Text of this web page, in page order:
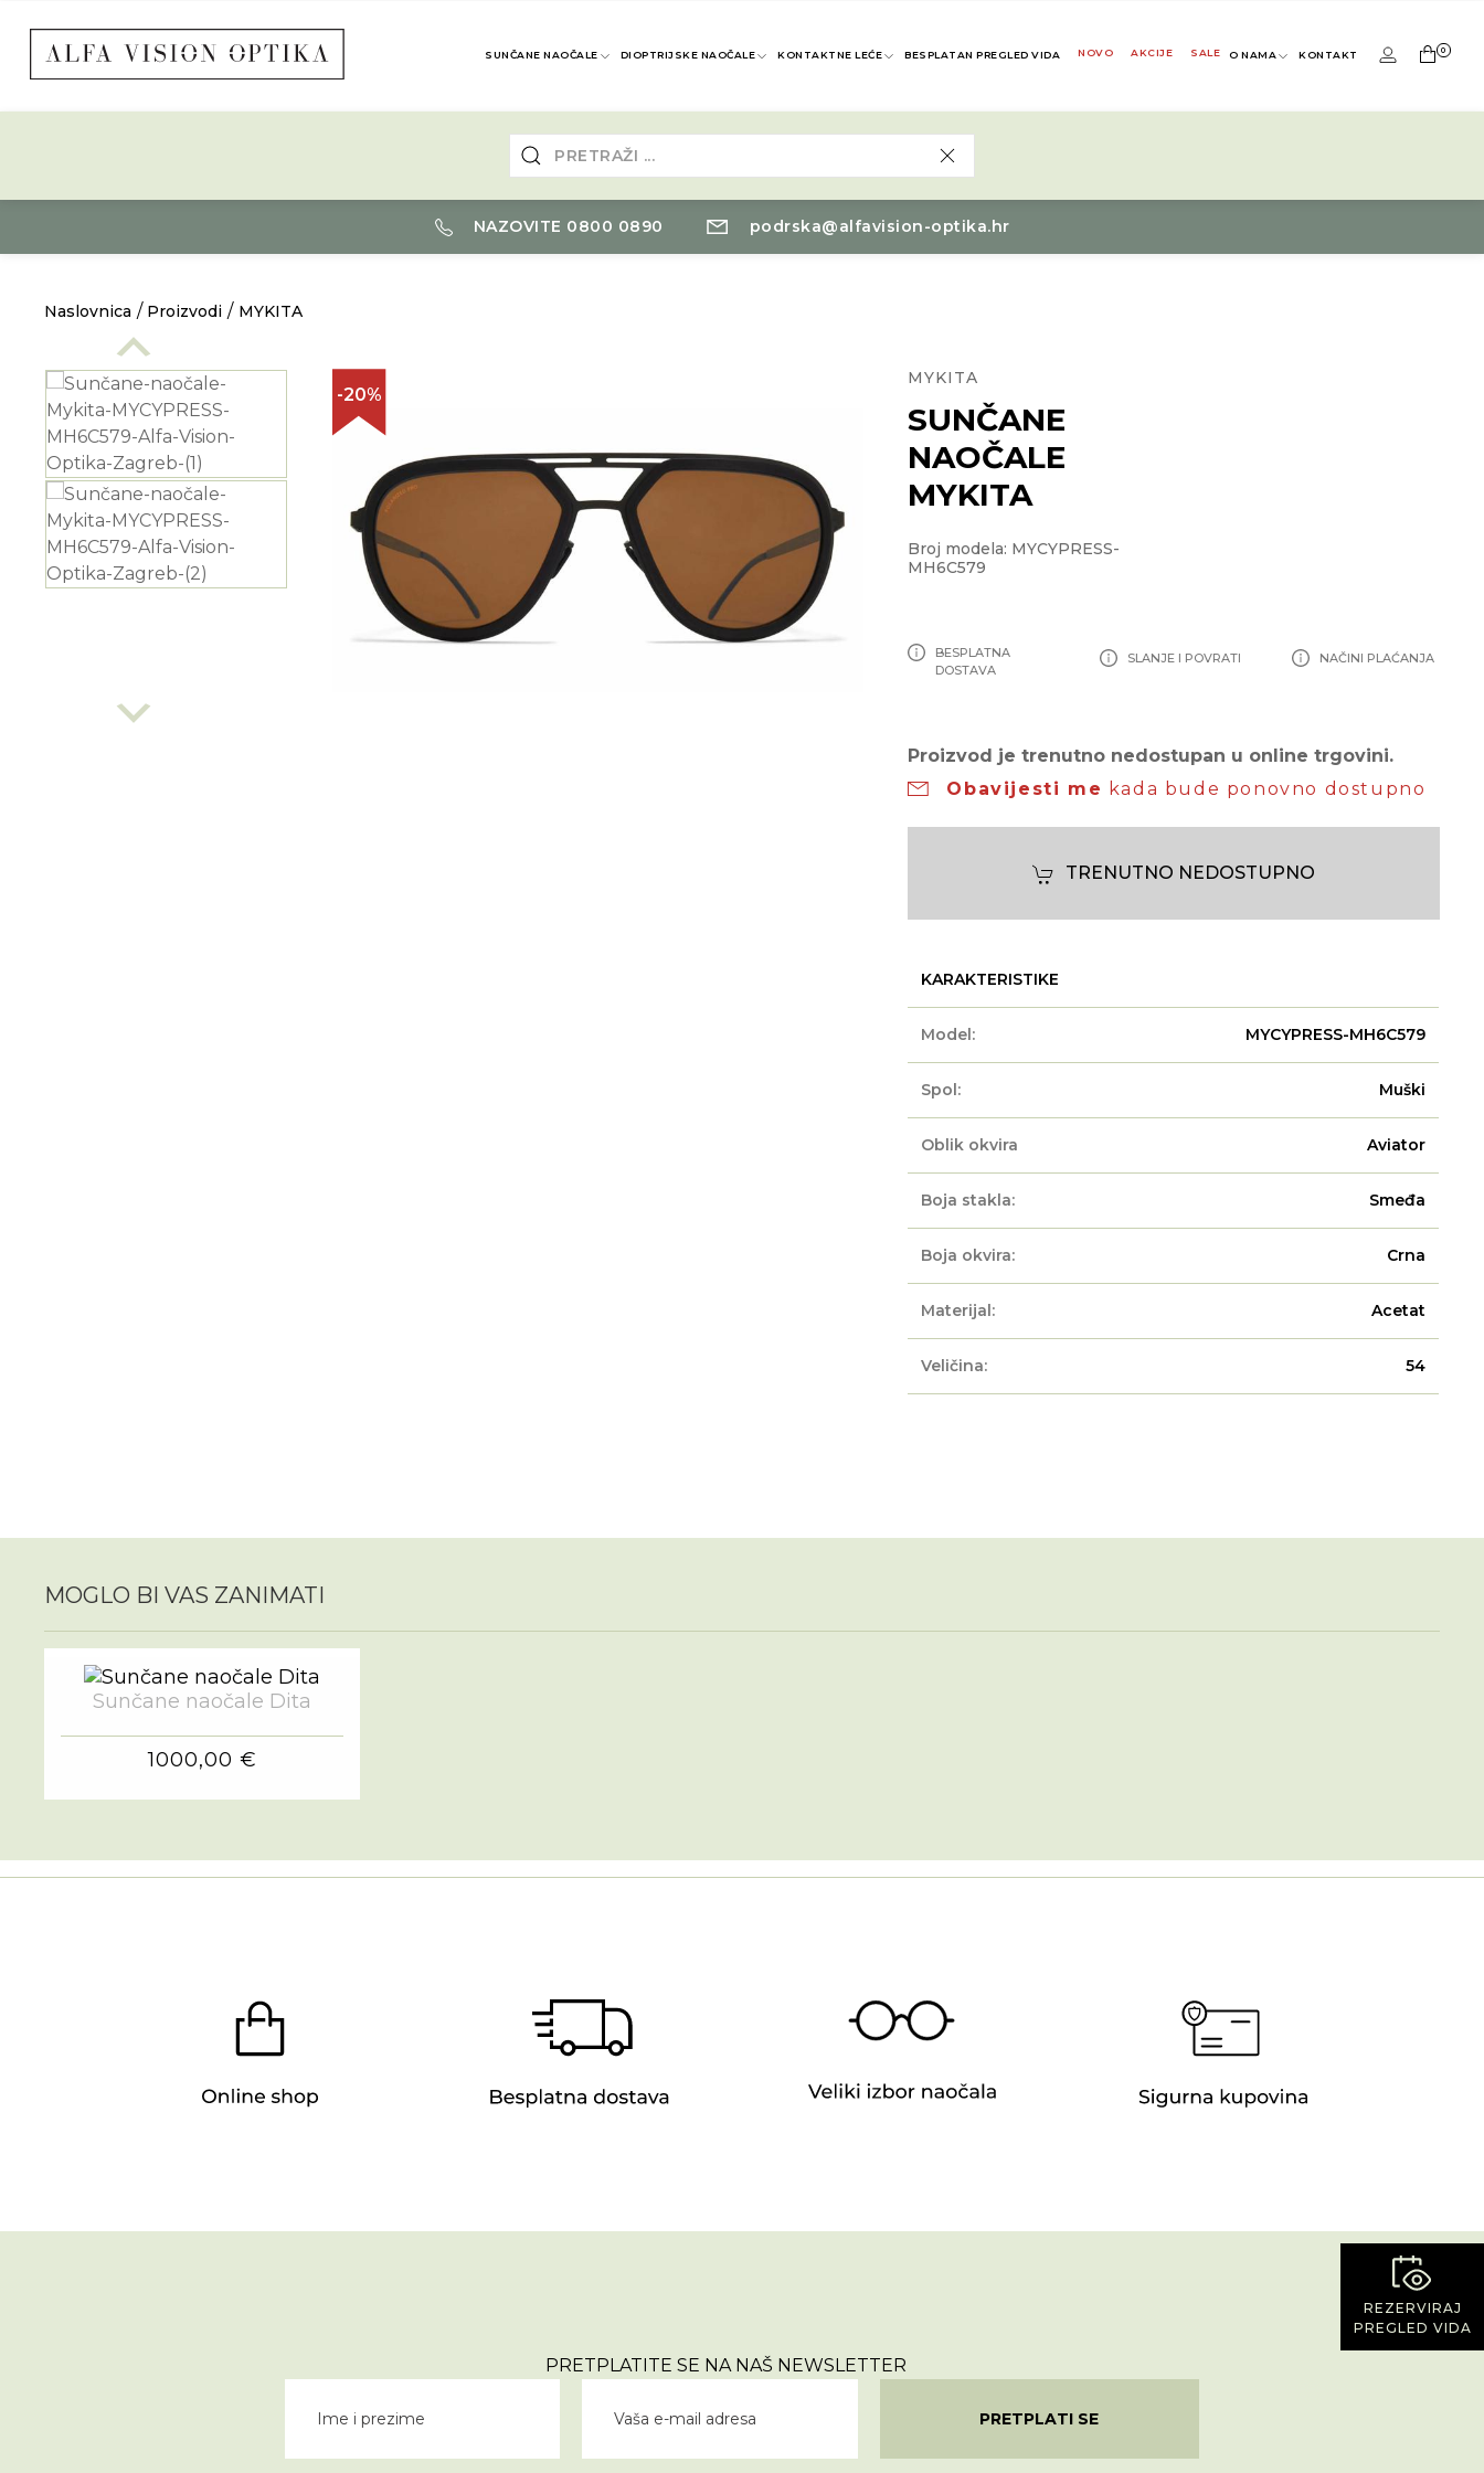
SUNČANE NAOČALE DIOPTRIJSKE NAOČALE KONTAKTNE LEĆE BESPLATAN PREGLED VIDA NOVO AKCIJE SALE O NAMA KONTAKT 0
NAZOVITE 0800 0890 podrska@alfavision-optika.hr
REZERVIRAJ
PREGLED VIDA
Naslovnica Proizvodi MYKITA
-20%
MYKITA
SUNČANE
NAOČALE
MYKITA
Broj modela: MYCYPRESS-
MH6C579
BESPLATNA
DOSTAVA
SLANJE I POVRATI NAČINI PLAĆANJA
Proizvod je trenutno nedostupan u online trgovini.
Obavijesti me kada bude ponovno dostupno
TRENUTNO NEDOSTUPNO
KARAKTERISTIKE
Model: MYCYPRESS-MH6C579
Spol: Muški
Oblik okvira Aviator
Boja stakla: Smeđa
Boja okvira: Crna
Materijal: Acetat
Veličina: 54
MOGLO BI VAS ZANIMATI
Sunčane naočale Dita
1000,00 €
PRETPLATITE SE NA NAŠ NEWSLETTER
PRETPLATI SE